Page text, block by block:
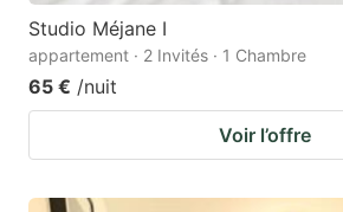
Studio Méjane I
appartement · 2 Invités · 1 Chambre
65 € /nuit
Voir l’offre